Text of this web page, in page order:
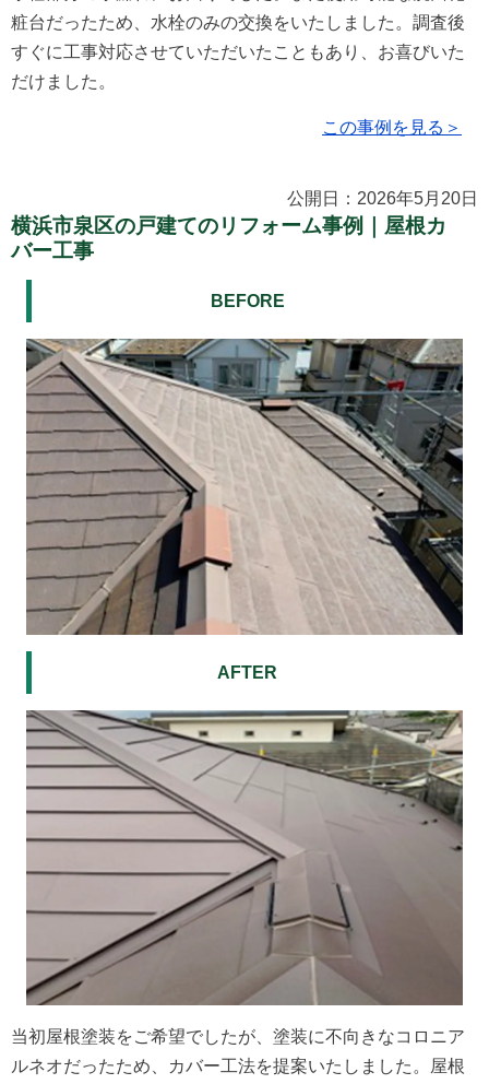
粧台だったため、水栓のみの交換をいたしました。調査後
すぐに工事対応させていただいたこともあり、お喜びいた
だけました。
この事例を見る＞
公開日：2026年5月20日
横浜市泉区の戸建てのリフォーム事例｜屋根カ
バー工事
BEFORE
AFTER
当初屋根塗装をご希望でしたが、塗装に不向きなコロニア
ルネオだったため、カバー工法を提案いたしました。屋根